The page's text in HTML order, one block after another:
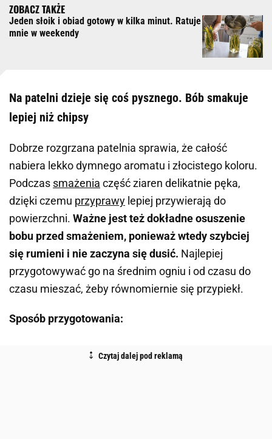
Jeden słoik i obiad gotowy w kilka minut. Ratuje
mnie w weekendy
Na patelni dzieje się coś pysznego. Bób smakuje
lepiej niż chipsy
Dobrze rozgrzana patelnia sprawia, że całość
nabiera lekko dymnego aromatu i złocistego koloru.
Podczas smażenia część ziaren delikatnie pęka,
dzięki czemu przyprawy lepiej przywierają do
powierzchni. Ważne jest też dokładne osuszenie
bobu przed smażeniem, ponieważ wtedy szybciej
się rumieni i nie zaczyna się dusić. Najlepiej
przygotowywać go na średnim ogniu i od czasu do
czasu mieszać, żeby równomiernie się przypiekł.
Sposób przygotowania: